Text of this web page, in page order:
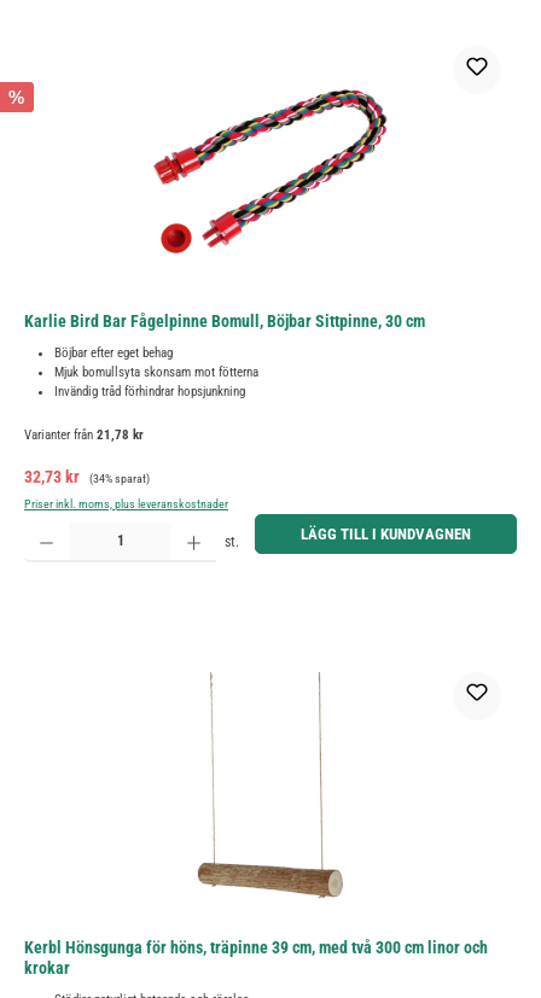
%
Karlie Bird Bar Fågelpinne Bomull, Böjbar Sittpinne, 30 cm
Böjbar efter eget behag
Mjuk bomullsyta skonsam mot fötterna
Invändig tråd förhindrar hopsjunkning
Varianter från 21,78 kr
Försäljningspris:
32,73 kr Ordinarie pris:
(34% sparat)
Priser inkl. moms, plus leveranskostnader
Produktkvantitet: Ange önskat belopp eller använd knapparna för att öka eller minska kvantiteten.
st. LÄGG TILL I KUNDVAGNEN
Kerbl Hönsgunga för höns, träpinne 39 cm, med två 300 cm linor och
krokar